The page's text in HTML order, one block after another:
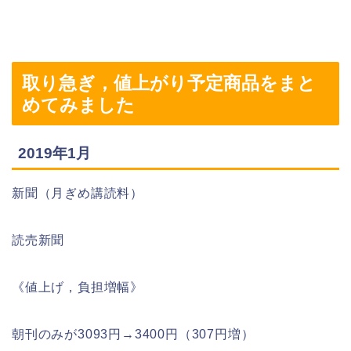
取り急ぎ，値上がり予定商品をまと
めてみました
2019年1月
新聞（月ぎめ講読料）
読売新聞
《値上げ，負担増幅》
朝刊のみが3093円→3400円（307円増）